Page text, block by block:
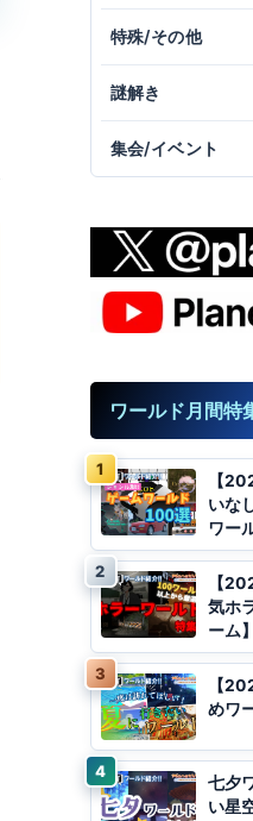
特殊/その他
謎解き
集会/イベント
ワールド月間特
【
いな
ワー
【
気ホ
ーム】
【
めワ
七夕
い星